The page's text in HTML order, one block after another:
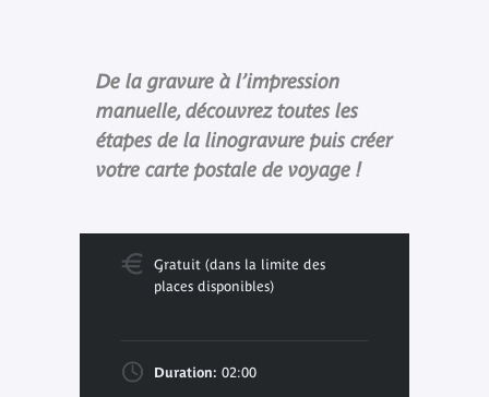
De la gravure à l’impression
manuelle, découvrez toutes les
étapes de la linogravure puis créer
votre carte postale de voyage !
Gratuit (dans la limite des
places disponibles)
Duration: 02:00